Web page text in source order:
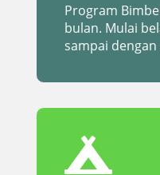
Program
bulan. Mulai
sampai
